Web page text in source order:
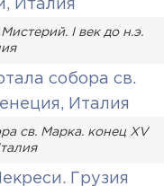
I век до н.э.
св. Марка. конец XV